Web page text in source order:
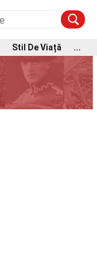
Stil De Viață ...